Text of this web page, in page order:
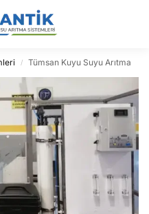
/ Tümsan Kuyu Suyu Arıtma